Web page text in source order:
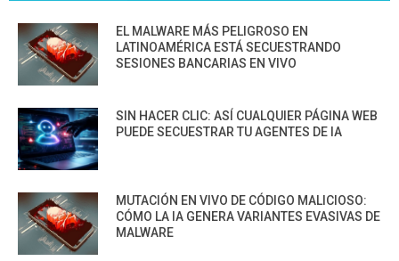
EL MALWARE MÁS PELIGROSO EN
LATINOAMÉRICA ESTÁ SECUESTRANDO
SESIONES BANCARIAS EN VIVO
SIN HACER CLIC: ASÍ CUALQUIER PÁGINA WEB
PUEDE SECUESTRAR TU AGENTES DE IA
MUTACIÓN EN VIVO DE CÓDIGO MALICIOSO:
CÓMO LA IA GENERA VARIANTES EVASIVAS DE
MALWARE